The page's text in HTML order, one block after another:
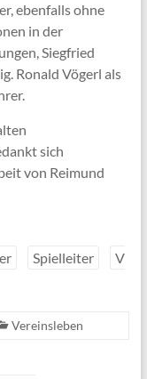
ebenfalls ohne
in der
Siegfried
Ronald Vögerl als
sich
von Reimund
Spielleiter
V
Vereinsleben